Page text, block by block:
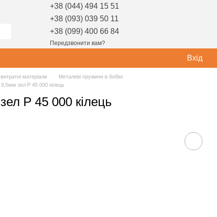
+38 (044) 494 15 51
+38 (093) 039 50 11
+38 (099) 400 66 84
Передзвонити вам?
Вхід
матеріали
Металеві пружини в бобіні
зел Р 45 000 кілець
Р 45 000 кілець